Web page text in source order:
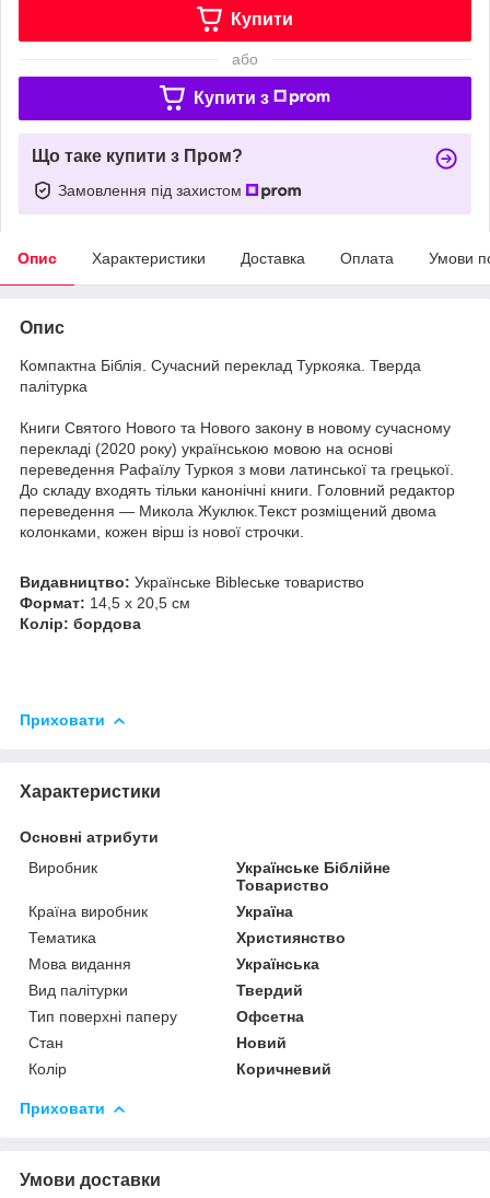
Купити
або
Купити з
Що таке купити з Пром?
Замовлення під захистом
Опис Характеристики Доставка Оплата Умови
Опис
Компактна Біблія. Сучасний переклад Туркояка. Тверда
палітурка
Книги Святого Нового та Нового закону в новому сучасному
перекладі (2020 року) українською мовою на основі
переведення Рафаїлу Туркоя з мови латинської та грецької.
До складу входять тільки канонічні книги. Головний редактор
переведення — Микола Жуклюк.Текст розміщений двома
колонками, кожен вірш із нової строчки.
Видавництво: Українське Bibleське товариство
Формат: 14,5 х 20,5 см
Колір: бордова
Приховати
Характеристики
Основні атрибути
Виробник
Українське Біблійне
Товариство
Країна виробник
Україна
Тематика
Християнство
Мова видання
Українська
Вид палітурки
Твердий
Тип поверхні паперу
Офсетна
Стан
Новий
Колір
Коричневий
Приховати
Умови доставки